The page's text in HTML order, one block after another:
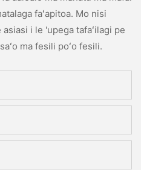
faʻapitoa. Mo nisi
asiasi i le 'upega tafaʻilagi pe
ma fesili poʻo fesili.